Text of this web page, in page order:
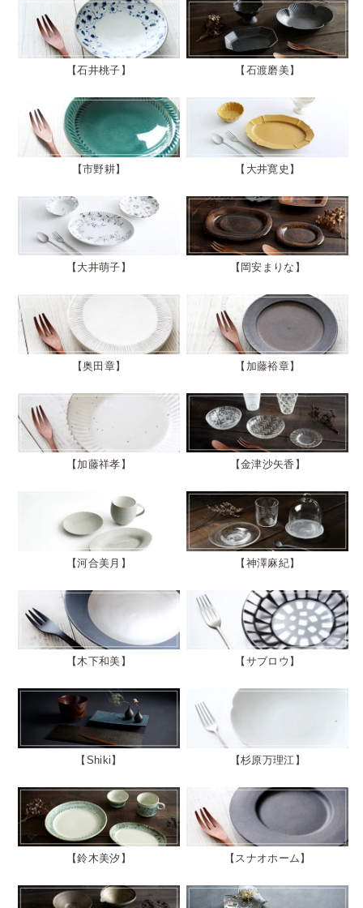
石井桃子 石渡磨美
市野耕 大井寛史
大井萌子 岡安まりな
奥田章 加藤裕章
加藤祥孝 金津沙矢香
河合美月 神澤麻紀
木下和美 サブロウ
Shiki 杉原万理江
鈴木美汐 スナオホーム